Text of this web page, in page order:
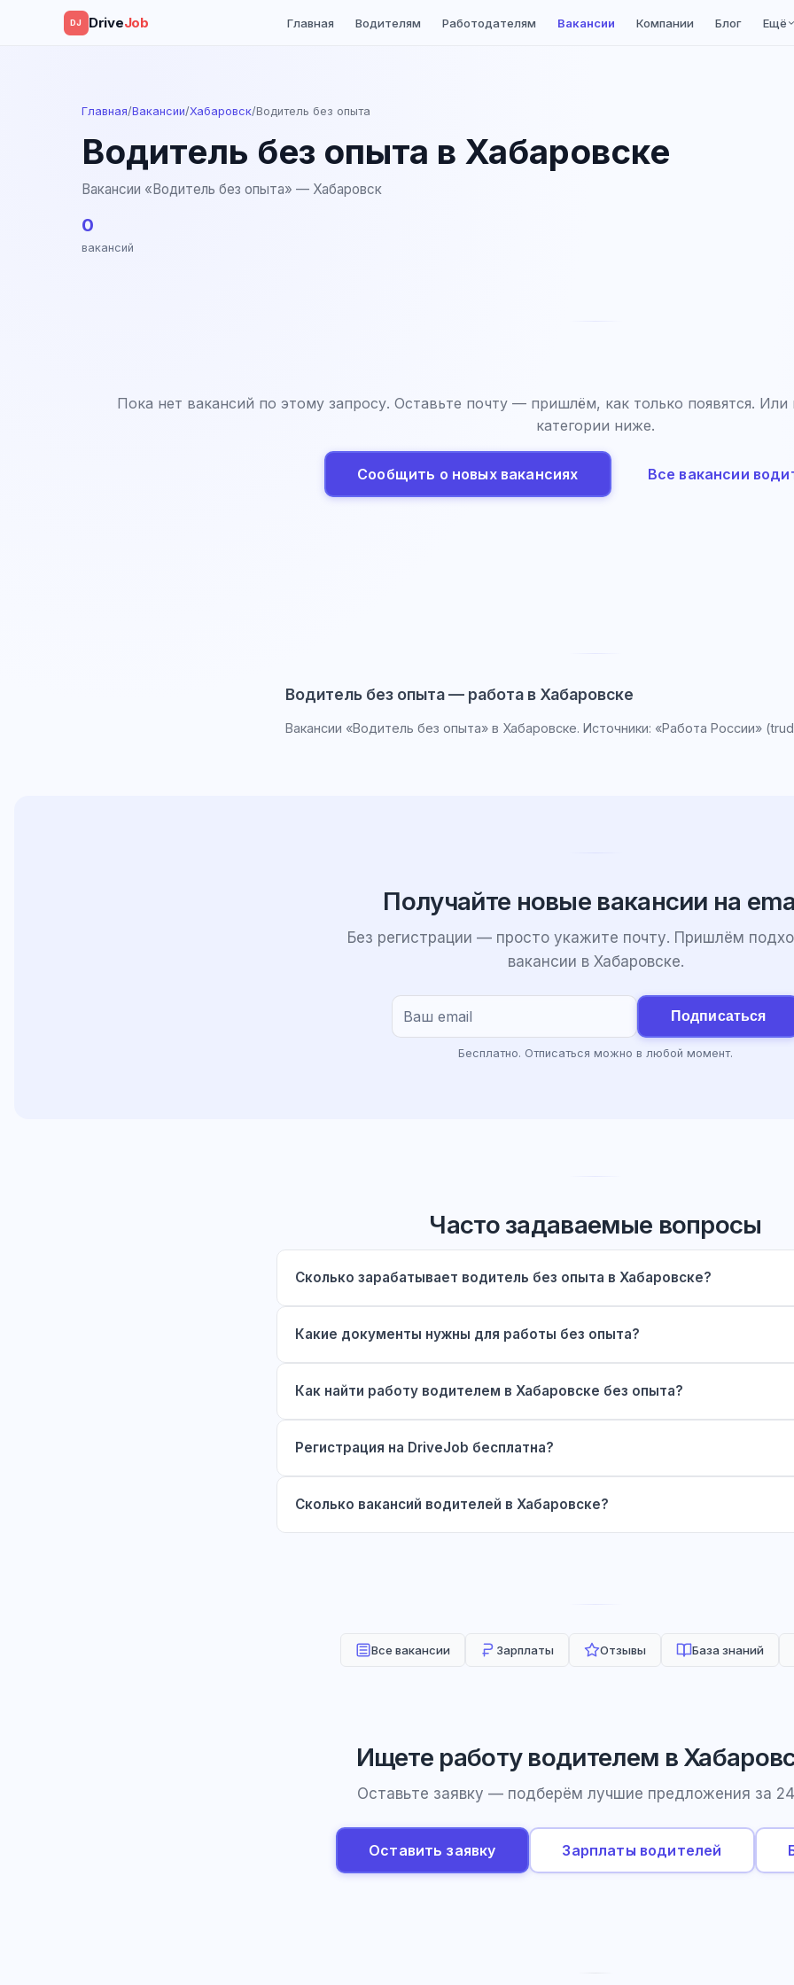
DJ DriveJob Главная Водителям Работодателям Вакансии Компании Блог Ещё
Главная/Вакансии/Хабаровск/Водитель без опыта
Водитель без опыта в Хабаровске
Вакансии «Водитель без опыта» — Хабаровск
0
вакансий
Пока нет вакансий по этому запросу. Оставьте почту — пришлём, как только появятся.
категории ниже.
Сообщить о новых вакансиях Все вакансии
Водитель без опыта — работа в Хабаровске
Вакансии «Водитель без опыта» в Хабаровске. Источники: «Работа России»
Получайте новые вакансии на
Без регистрации — просто укажите почту. Пришлём
вакансии в Хабаровске.
Подписаться
Бесплатно. Отписаться можно в любой момент.
Часто задаваемые вопросы
Сколько зарабатывает водитель без опыта в Хабаровске?
Какие документы нужны для работы без опыта?
Как найти работу водителем в Хабаровске без опыта?
Регистрация на DriveJob бесплатна?
Сколько вакансий водителей в Хабаровске?
Все вакансии Зарплаты Отзывы База знаний
Ищете работу водителем в
Оставьте заявку — подберём лучшие предложения за
Оставить заявку Зарплаты водителей